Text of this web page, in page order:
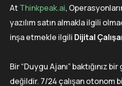
At Thinkpeak.ai,
yazılım satın almakla ilgili
inşa etmekle ilgili Dijital
Bir “Duygu Ajanı” baktığınız
değildir. 7/24 çalışan otonom